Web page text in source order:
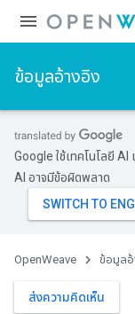
ข้อมูลอ้างอิง
Google ใช้เทคโนโลยี
AI อาจมีข้อผิดพลาด
OpenWeave ข้อมูลอ้
ส่งความคิดเห็น